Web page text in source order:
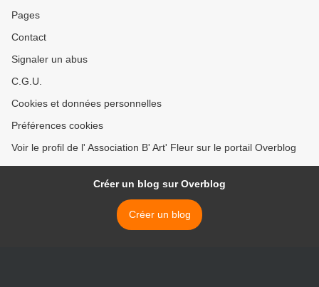
Pages
Contact
Signaler un abus
C.G.U.
Cookies et données personnelles
Préférences cookies
Voir le profil de l' Association B' Art' Fleur sur le portail Overblog
Créer un blog sur Overblog
Créer un blog